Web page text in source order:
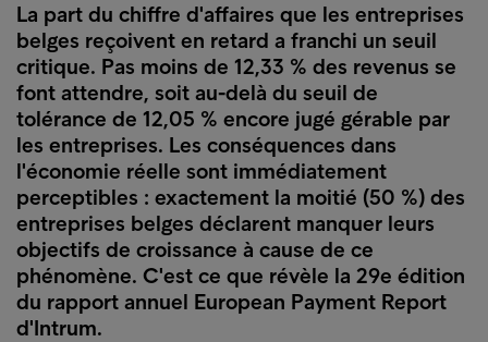
La part du chiffre d'affaires que les entreprises
belges reçoivent en retard a franchi un seuil
critique. Pas moins de 12,33 % des revenus se
font attendre, soit au-delà du seuil de
tolérance de 12,05 % encore jugé gérable par
les entreprises. Les conséquences dans
l'économie réelle sont immédiatement
perceptibles : exactement la moitié (50 %) des
entreprises belges déclarent manquer leurs
objectifs de croissance à cause de ce
phénomène. C'est ce que révèle la 29e édition
du rapport annuel European Payment Report
d'Intrum.